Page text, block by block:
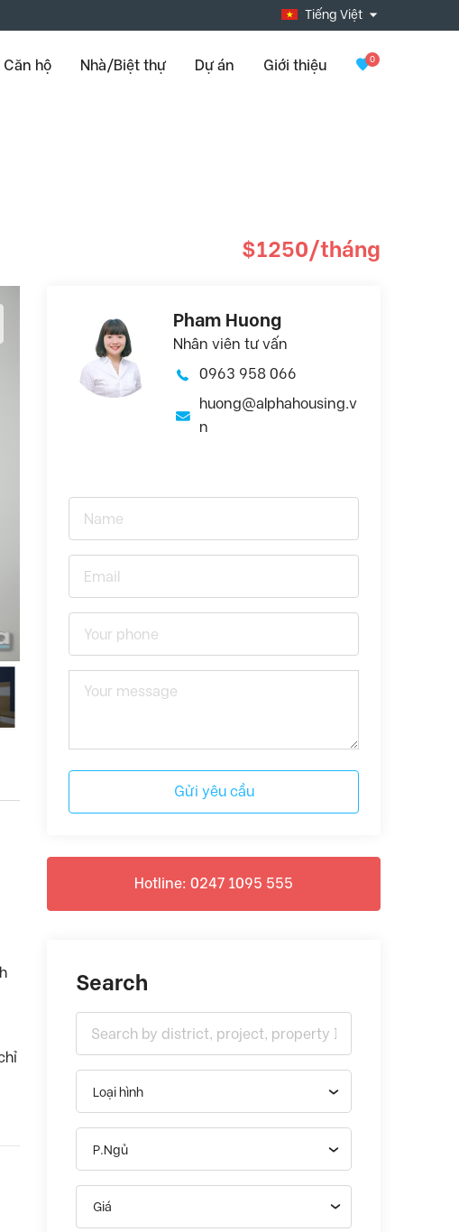
Tiếng Việt
Căn hộ Nhà/Biệt thự Dự án Giới thiệu 0
$1250/tháng
Pham Huong
Nhân viên tư vấn
0963 958 066
huong@alphahousing.v
n
Gửi yêu cầu
Hotline: 0247 1095 555
Search
Loại hình
P.Ngủ
Giá